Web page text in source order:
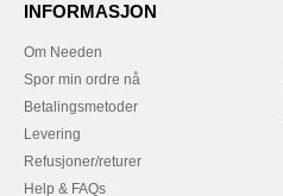
INFORMASJON
Om Needen
Spor min ordre nå
Betalingsmetoder
Levering
Refusjoner/returer
Help & FAQs